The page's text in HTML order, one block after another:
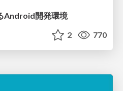
Android開発環境
2 770